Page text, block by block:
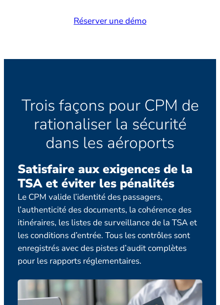
Réserver une démo
Trois façons pour CPM de
rationaliser la sécurité
dans les aéroports
Satisfaire aux exigences de la
TSA et éviter les pénalités
Le CPM valide l’identité des passagers,
l’authenticité des documents, la cohérence des
itinéraires, les listes de surveillance de la TSA et
les conditions d’entrée. Tous les contrôles sont
enregistrés avec des pistes d’audit complètes
pour les rapports réglementaires.